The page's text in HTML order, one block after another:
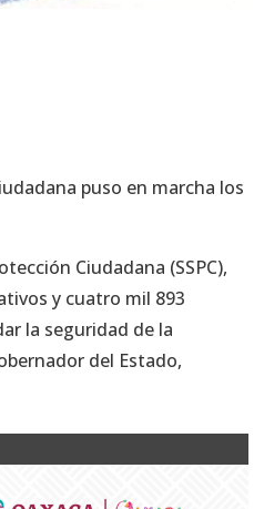
puso en marcha los
Ciudadana (SSPC),
y cuatro mil 893
la seguridad de la
del Estado,